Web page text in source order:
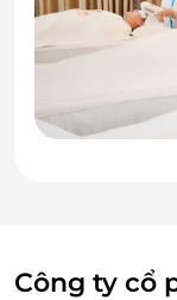
Công ty cổ